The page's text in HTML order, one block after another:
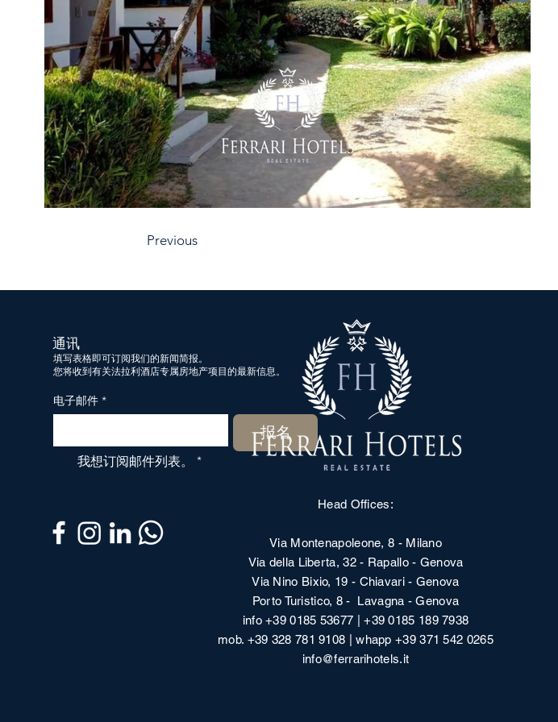
Previous
通讯
填写表格即可订阅我们的新闻简报。
您将收到有关法拉利酒店专属房地产项目的最新信息。
电子邮件 *
报名
我想订阅邮件列表。 *
Head Offices:
Via Montenapoleone, 8 - Milano
Via della Liberta, 32 - Rapallo - Genova
Via Nino Bixio, 19 - Chiavari - Genova
Porto Turistico, 8 - Lavagna - Genova
info +39 0185 53677 | +39 0185 189 7938
mob. +39 328 781 9108 | whapp +39 371 542 0265
info@ferrarihotels.it